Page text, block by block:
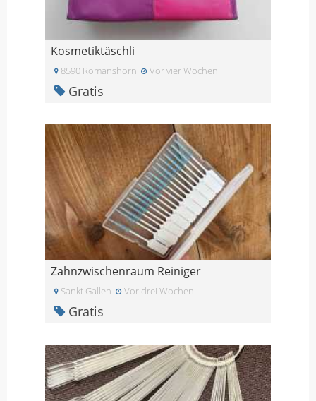
Kosmetiktäschli
8590 Romanshorn Vor vier Wochen
Gratis
Zahnzwischenraum Reiniger
Sankt Gallen Vor drei Wochen
Gratis